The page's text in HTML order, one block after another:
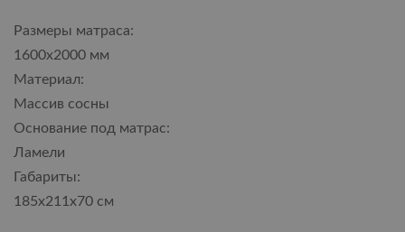
Размеры матраса:
1600х2000 мм
Материал:
Массив сосны
Основание под матрас:
Ламели
Габариты:
185х211х70 см